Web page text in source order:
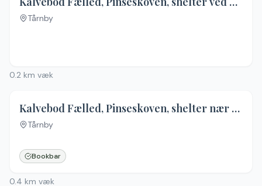
Tårnby
0.2 km væk
5.0 Kalvebod Fælled, Pinseskoven, shelter nær Svenskeholmvej
Tårnby
Bookbar
0.4 km væk